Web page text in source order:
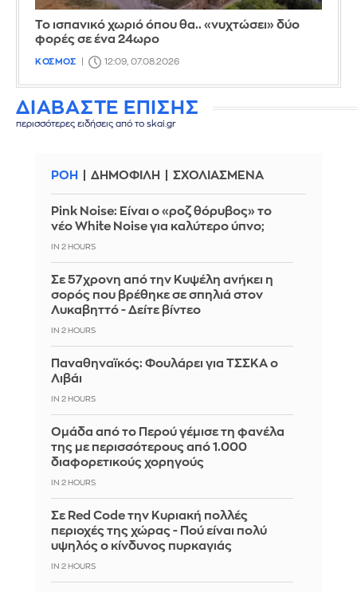
Το ισπανικό χωριό όπου θα.. «νυχτώσει» δύο
φορές σε ένα 24ωρο
ΚΟΣΜΟΣ 12:09, 07.08.2026
ΔΙΑΒΑΣΤΕ ΕΠΙΣΗΣ
περισσότερες ειδήσεις από το skai.gr
ΡΟΗ ΔΗΜΟΦΙΛΗ ΣΧΟΛΙΑΣΜΕΝΑ
Pink Noise: Είναι ο «ροζ θόρυβος» το
νέο White Noise για καλύτερο ύπνο;
IN 2 HOURS
Σε 57χρονη από την Κυψέλη ανήκει η
σορός που βρέθηκε σε σπηλιά στον
Λυκαβηττό - Δείτε βίντεο
IN 2 HOURS
Παναθηναϊκός: Φουλάρει για ΤΣΣΚΑ ο
Λιβάι
IN 2 HOURS
Ομάδα από το Περού γέμισε τη φανέλα
της με περισσότερους από 1.000
διαφορετικούς χορηγούς
IN 2 HOURS
Σε Red Code την Κυριακή πολλές
περιοχές της χώρας - Πού είναι πολύ
υψηλός ο κίνδυνος πυρκαγιάς
IN 2 HOURS